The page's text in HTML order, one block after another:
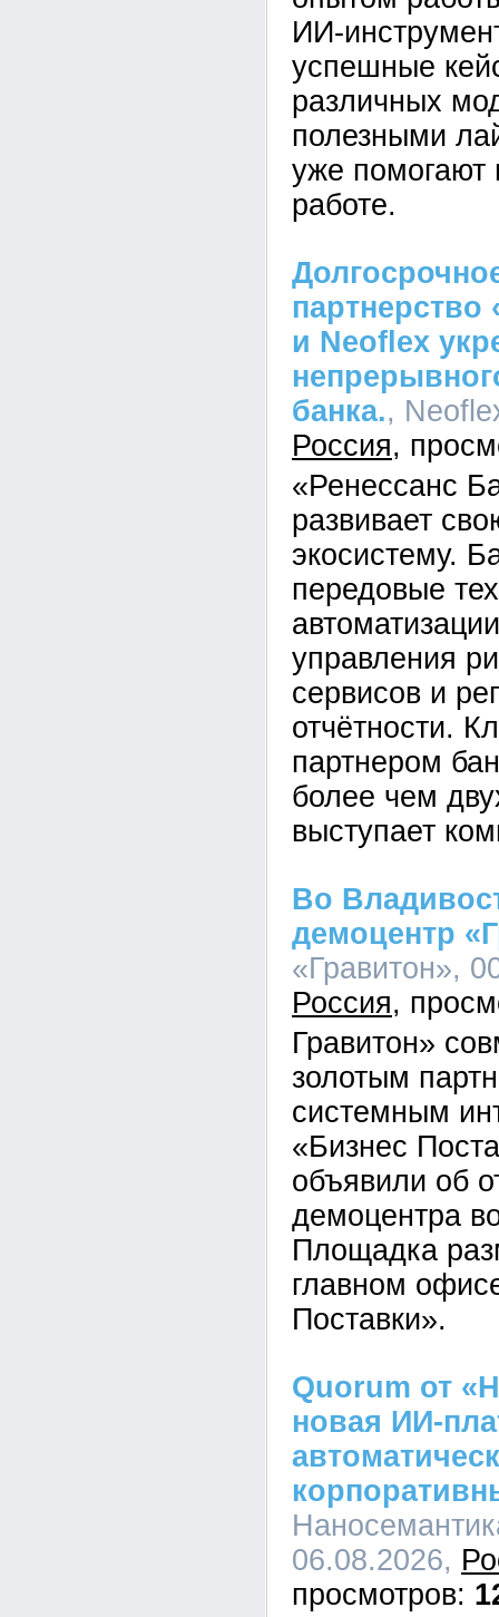
ИИ-
успешные
различных
полезными
уже помогают
работе.
партнерство
и Neoflex
банка.,
Россия
«Ренессанс
развивает
экосистему.
передовые
управления
сервисов и
отчётности.
партнером
более чем
выступает
Во
демоцентр
«Гравитон»,
Россия
Гравитон»
золотым
системным
«Бизнес
объявили об
демоцентра
Площадка
главном
Поставки».
Quorum от
новая ИИ-
06.08.2026,